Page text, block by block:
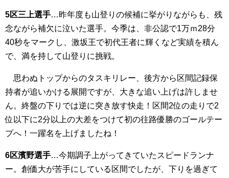
5区三上選手…昨年度も山登りの候補に挙がりながらも、残
念ながら補欠に泣いた選手。今季は、非公認で1万ｍ28分
40秒をマークし、激坂王で初代王者に輝くなど実績を積ん
で、満を持して山登りに挑戦。
思わぬトップからのタスキリレー、後方から区間記録保
持者が追いかける展開ですが、大きな追い上げは許しませ
ん。終盤の下りでは逆に突き放す快走！区間2位の走りで2
位以下に2分以上の大差をつけて初の往路優勝のゴールテー
プへ！一躍名を上げましたね！
6区濱野選手…今期調子上がってきていたスピードランナ
ー。創価大が苦手にしている区間でしたが、下りを過ぎて